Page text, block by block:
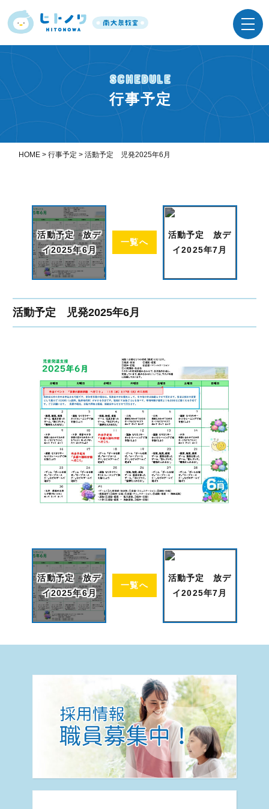
SCHEDULE
行事予定
HOME >行事予定 >活動予定 児発2025年6月
活動予定 放デ
イ2025年6月
一覧へ
活動予定 放デ
イ2025年7月
活動予定 児発2025年6月
活動予定 放デ
イ2025年6月
一覧へ
活動予定 放デ
イ2025年7月